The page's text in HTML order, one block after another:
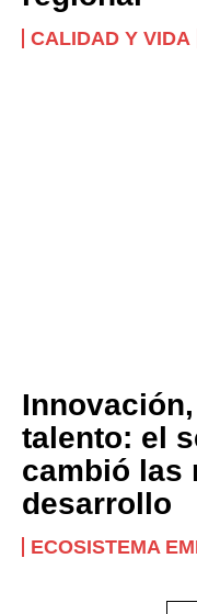
CALIDAD Y VIDA
talento: el
cambió las
desarrollo
ECOSISTEMA